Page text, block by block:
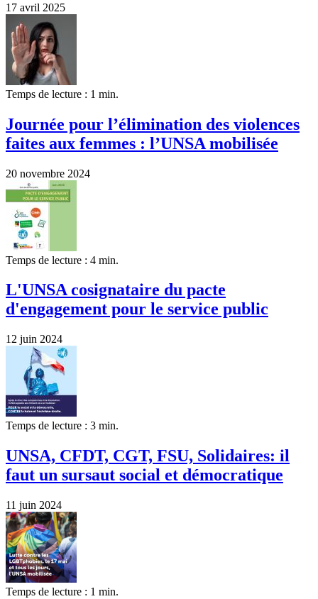
17 avril 2025
Temps de lecture : 1 min.
Journée pour l’élimination des violences
faites aux femmes : l’UNSA mobilisée
20 novembre 2024
Temps de lecture : 4 min.
L'UNSA cosignataire du pacte
d'engagement pour le service public
12 juin 2024
Temps de lecture : 3 min.
UNSA, CFDT, CGT, FSU, Solidaires: il
faut un sursaut social et démocratique
11 juin 2024
Temps de lecture : 1 min.